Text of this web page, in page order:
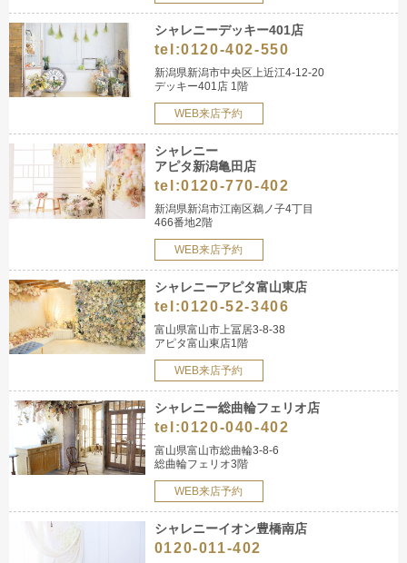
シャレニーデッキー401店
tel:0120-402-550
新潟県新潟市中央区上近江4-12-20
デッキー401店 1階
WEB来店予約
シャレニー
アピタ新潟亀田店
tel:0120-770-402
新潟県新潟市江南区鵜ノ子4丁目
466番地2階
WEB来店予約
シャレニーアピタ富山東店
tel:0120-52-3406
富山県富山市上冨居3-8-38
アピタ富山東店1階
WEB来店予約
シャレニー総曲輪フェリオ店
tel:0120-040-402
富山県富山市総曲輪3-8-6
総曲輪フェリオ3階
WEB来店予約
シャレニーイオン豊橋南店
0120-011-402